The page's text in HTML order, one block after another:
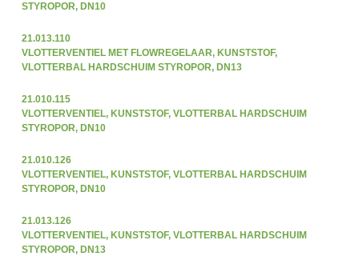
STYROPOR, DN10
21.013.110
VLOTTERVENTIEL MET FLOWREGELAAR, KUNSTSTOF,
VLOTTERBAL HARDSCHUIM STYROPOR, DN13
21.010.115
VLOTTERVENTIEL, KUNSTSTOF, VLOTTERBAL HARDSCHUIM
STYROPOR, DN10
21.010.126
VLOTTERVENTIEL, KUNSTSTOF, VLOTTERBAL HARDSCHUIM
STYROPOR, DN10
21.013.126
VLOTTERVENTIEL, KUNSTSTOF, VLOTTERBAL HARDSCHUIM
STYROPOR, DN13